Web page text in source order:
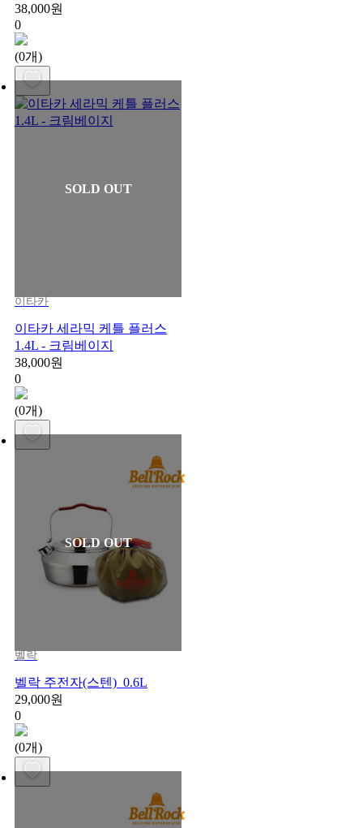
38,000원
0
(0개)
SOLD OUT
이타카
이타카 세라믹 케틀 플러스
1.4L - 크림베이지
38,000원
0
(0개)
SOLD OUT
벨락
벨락 주전자(스텐)_0.6L
29,000원
0
(0개)